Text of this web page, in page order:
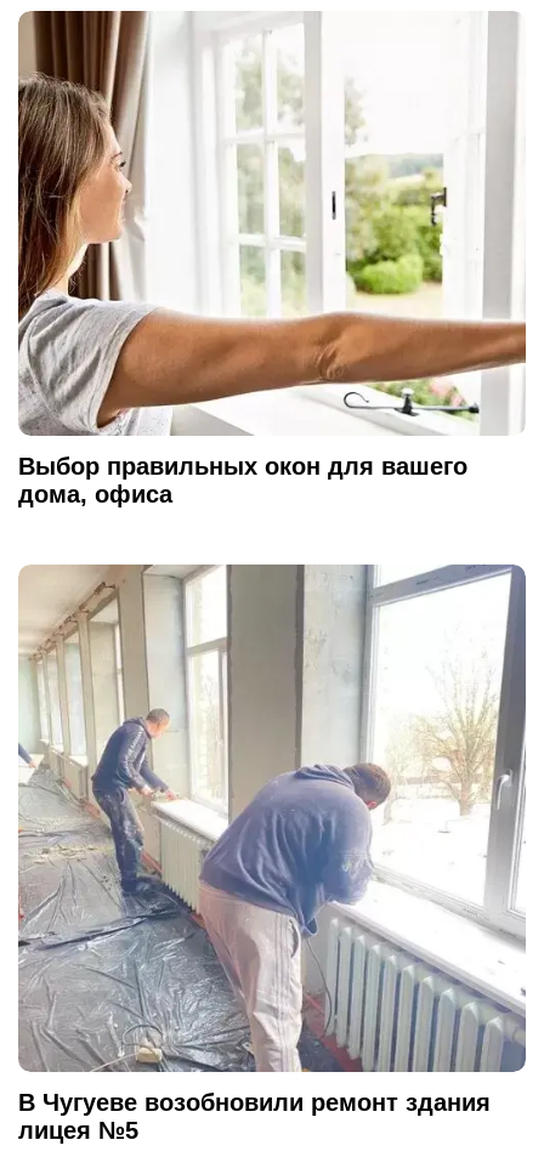
Выбор правильных окон для вашего
дома, офиса
В Чугуеве возобновили ремонт здания
лицея №5